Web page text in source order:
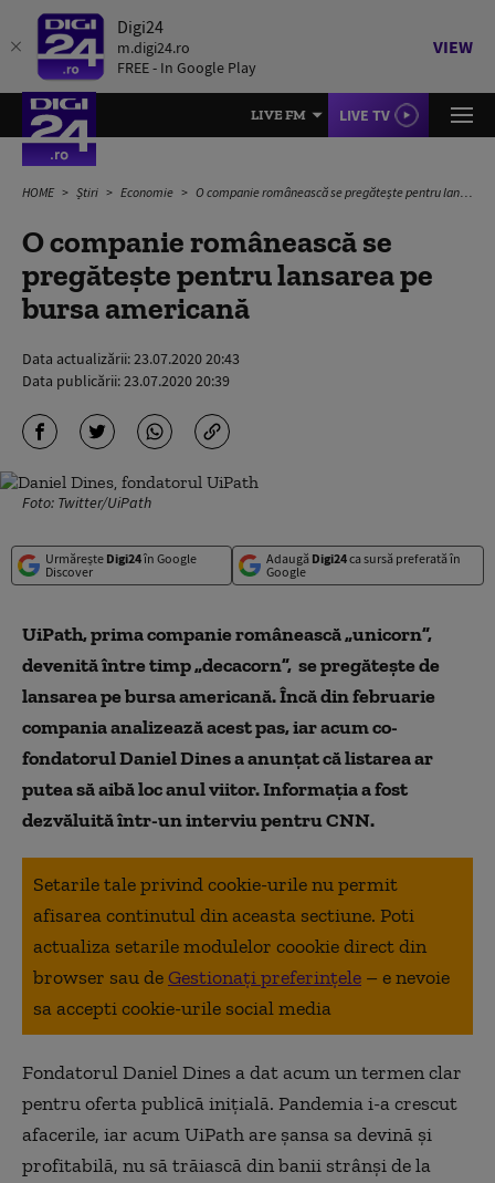
Digi24
m.digi24.ro
FREE - In Google Play
VIEW
LIVE FM LIVE TV
HOME Știri Economie O companie românească se pregătește pentru lansarea pe bursa americană
O companie românească se
pregătește pentru lansarea pe
bursa americană
Data actualizării:23.07.2020 20:43
Data publicării:23.07.2020 20:39
Foto: Twitter/UiPath
Urmărește Digi24în Google
Discover
Adaugă Digi24ca sursă preferată în
Google
UiPath, prima companie românească „unicorn”,
devenită între timp „decacorn”, se pregătește de
lansarea pe bursa americană. Încă din februarie
compania analizează acest pas, iar acum co-
fondatorul Daniel Dines a anunțat că listarea ar
putea să aibă loc anul viitor. Informația a fost
dezvăluită într-un interviu pentru CNN.
Setarile tale privind cookie-urile nu permit
afisarea continutul din aceasta sectiune. Poti
actualiza setarile modulelor coookie direct din
browser sau deGestionați preferințele – e nevoie
sa accepti cookie-urile social media
Fondatorul Daniel Dines a dat acum un termen clar
pentru oferta publică inițială. Pandemia i-a crescut
afacerile, iar acum UiPath are șansa sa devină și
profitabilă, nu să trăiască din banii strânși de la